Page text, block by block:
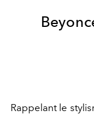
Rappelant le